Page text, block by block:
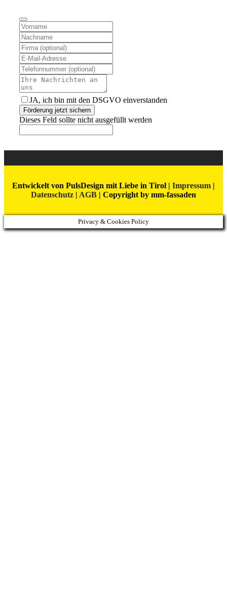
FN 39010v • ATU32408203 • DGNR (HFU) 800 95 1266
Facebook•Instagram
Geschäftszeiten:
Mo. – Fr. von 07:00 – 17:00
JA, ich bin mit den DSGVO einverstanden
Förderung jetzt sichern
Dieses Feld sollte nicht ausgefüllt werden
Entwickelt von PulsDesign mit Liebe in Tirol | Impressum |
Datenschutz | AGB | Copyright by mm-fassaden
Privacy & Cookies Policy